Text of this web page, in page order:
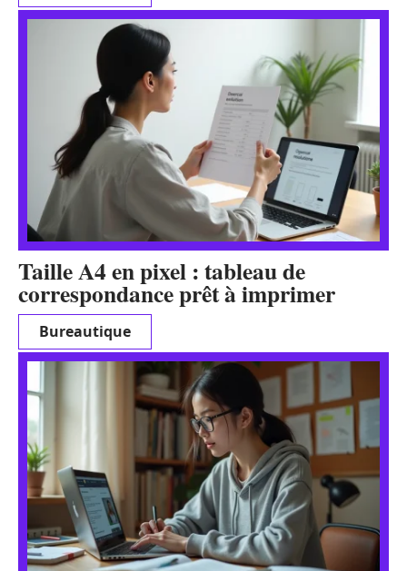
Taille A4 en pixel : tableau de
correspondance prêt à imprimer
Bureautique